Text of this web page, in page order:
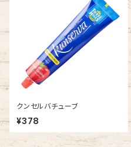
クンセルバチューブ
¥378